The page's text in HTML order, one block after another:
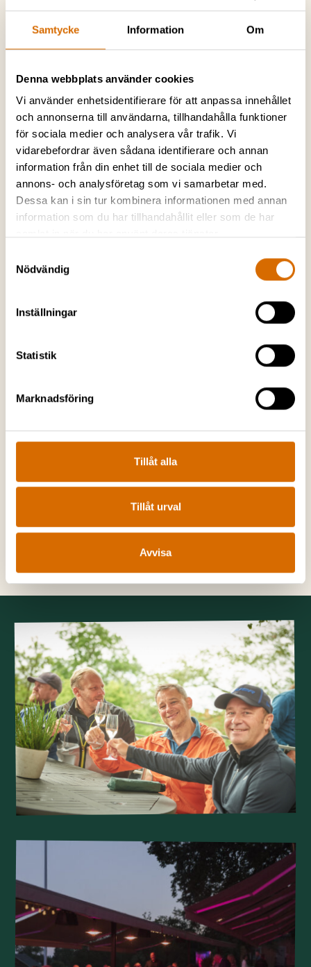
Samtycke Information Om
Denna webbplats använder cookies
Vi använder enhetsidentifierare för att anpassa innehållet
och annonserna till användarna, tillhandahålla funktioner
för sociala medier och analysera vår trafik. Vi
vidarebefordrar även sådana identifierare och annan
information från din enhet till de sociala medier och
annons- och analysföretag som vi samarbetar med.
Dessa kan i sin tur kombinera informationen med annan
information som du har tillhandahållit eller som de har
Nödvändig
Inställningar
Statistik
Marknadsföring
Tillåt alla
Tillåt urval
Avvisa